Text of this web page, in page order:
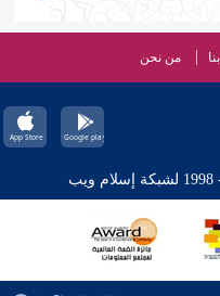
من نحن